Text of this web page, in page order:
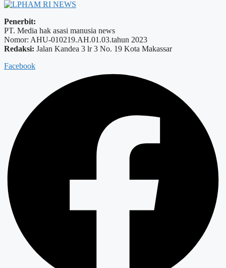
Penerbit:
PT. Media hak asasi manusia news
Nomor: AHU-010219.AH.01.03.tahun 2023
Redaksi: Jalan Kandea 3 lr 3 No. 19 Kota Makassar
Facebook